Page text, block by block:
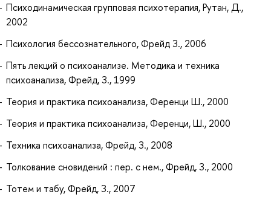
Психодинамическая групповая психотерапия, Рутан, Д.,
2002
Психология бессознательного, Фрейд З., 2006
Пять лекций о психоанализе. Методика и техника
психоанализа, Фрейд, З., 1999
Теория и практика психоанализа, Ференци Ш., 2000
Теория и практика психоанализа, Ференци, Ш., 2000
Техника психоанализа, Фрейд, З., 2008
Толкование сновидений : пер. с нем., Фрейд, З., 2000
Тотем и табу, Фрейд, З., 2007